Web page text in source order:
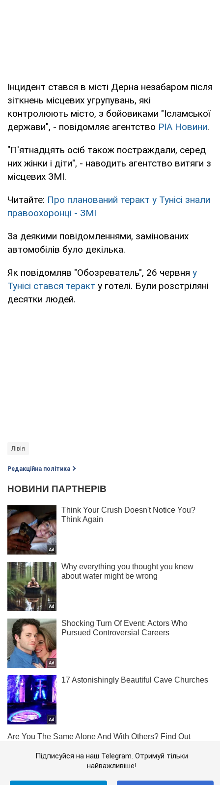
Інцидент стався в місті Дерна незабаром після
зіткнень місцевих угрупувань, які
контролюють місто, з бойовиками "Ісламської
держави", - повідомляє агентство РІА Новини.
"П'ятнадцять осіб також постраждали, серед
них жінки і діти", - наводить агентство витяги з
місцевих ЗМІ.
Читайте: Про планований теракт у Тунісі знали
правоохоронці - ЗМІ
За деякими повідомленнями, замінованих
автомобілів було декілька.
Як повідомляв "Обозреватель", 26 червня у
Тунісі стався теракт у готелі. Були розстріляні
десятки людей.
Лівія
Редакційна політика
Підписуйся на наш Telegram. Отримуй тільки
найважливіше!